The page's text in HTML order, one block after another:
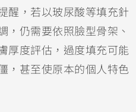
醒，若以玻尿酸等填充針
，仍需要依照臉型骨架、
厚度評估，過度填充可能
，甚至使原本的個人特色